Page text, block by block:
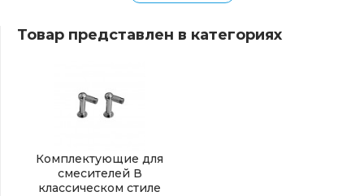
Товар представлен в категориях
Комплектующие для
смесителей В
классическом стиле